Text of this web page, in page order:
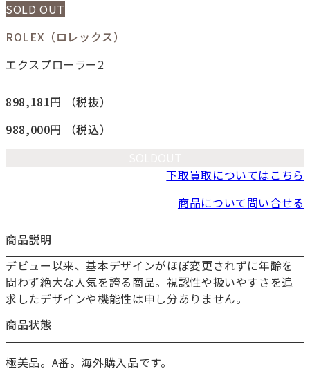
SOLD OUT
ROLEX（ロレックス）
エクスプローラー2
898,181円
（税抜）
988,000円
（税込）
下取買取についてはこちら
商品について問い合せる
お買い物を続ける
カートへ進む
商品説明
デビュー以来、基本デザインがほぼ変更されずに年齢を
問わず絶大な人気を誇る商品。視認性や扱いやすさを追
求したデザインや機能性は申し分ありません。
商品状態
極美品。A番。海外購入品です。